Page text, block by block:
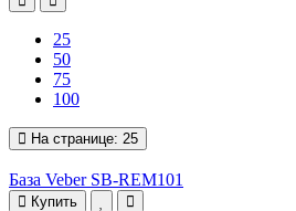
25
50
75
100
На странице: 25
База Veber SB-REM101
Купить